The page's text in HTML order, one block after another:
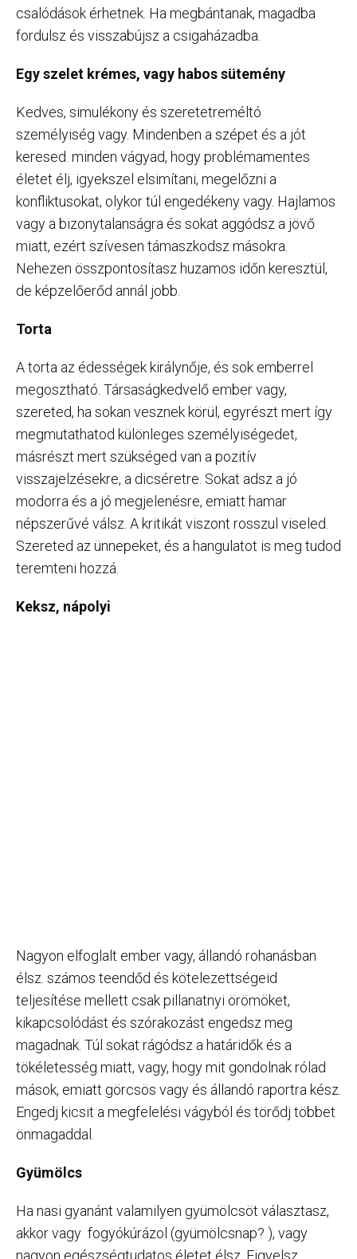
csalódások érhetnek. Ha megbántanak, magadba
fordulsz és visszabújsz a csigaházadba.
Egy szelet krémes, vagy habos sütemény
Kedves, simulékony és szeretetreméltó
személyiség vagy. Mindenben a szépet és a jót
keresed. minden vágyad, hogy problémamentes
életet élj, igyekszel elsimítani, megelőzni a
konfliktusokat, olykor túl engedékeny vagy. Hajlamos
vagy a bizonytalanságra és sokat aggódsz a jövő
miatt, ezért szívesen támaszkodsz másokra.
Nehezen összpontosítasz huzamos időn keresztül,
de képzelőerőd annál jobb.
Torta
A torta az édességek királynője, és sok emberrel
megosztható. Társaságkedvelő ember vagy,
szereted, ha sokan vesznek körül, egyrészt mert így
megmutathatod különleges személyiségedet,
másrészt mert szükséged van a pozitív
visszajelzésekre, a dicséretre. Sokat adsz a jó
modorra és a jó megjelenésre, emiatt hamar
népszerűvé válsz. A kritikát viszont rosszul viseled.
Szereted az ünnepeket, és a hangulatot is meg tudod
teremteni hozzá.
Keksz, nápolyi
Nagyon elfoglalt ember vagy, állandó rohanásban
élsz. számos teendőd és kötelezettségeid
teljesítése mellett csak pillanatnyi örömöket,
kikapcsolódást és szórakozást engedsz meg
magadnak. Túl sokat rágódsz a határidők és a
tökéletesség miatt, vagy, hogy mit gondolnak rólad
mások, emiatt görcsös vagy és állandó raportra kész.
Engedj kicsit a megfelelési vágyból és törődj többet
önmagaddal.
Gyümölcs
Ha nasi gyanánt valamilyen gyümölcsöt választasz,
akkor vagy fogyókúrázol (gyümölcsnap? ), vagy
nagyon egészségtudatos életet élsz. Figyelsz